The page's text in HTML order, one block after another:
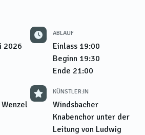
2026
ABLAUF
Einlass 19:00
Beginn 19:30
Ende 21:00
KÜNSTLER:IN
Windsbacher
Knabenchor unter der
Leitung von Ludwig